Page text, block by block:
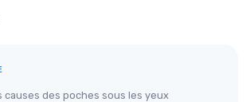
causes des poches sous les yeux